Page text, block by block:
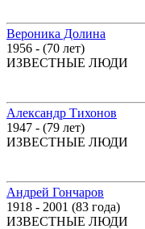
Вероника Долина
1956 - (70 лет)
ИЗВЕСТНЫЕ ЛЮДИ
Александр Тихонов
1947 - (79 лет)
ИЗВЕСТНЫЕ ЛЮДИ
Андрей Гончаров
1918 - 2001 (83 года)
ИЗВЕСТНЫЕ ЛЮДИ